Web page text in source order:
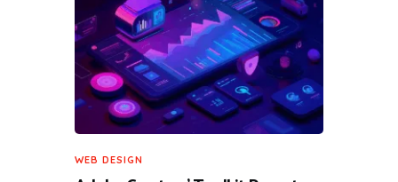
WEB DESIGN